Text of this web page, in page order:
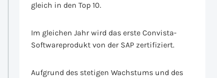
gleich in den Top 10.
Im gleichen Jahr wird das erste Convista-
Softwareprodukt von der SAP zertifiziert.
Aufgrund des stetigen Wachstums und des